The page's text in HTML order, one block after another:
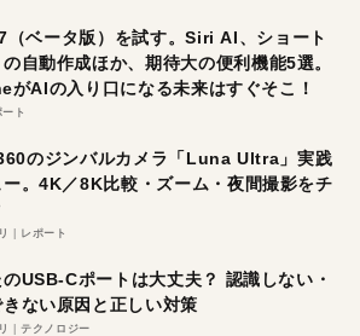
（ベータ版）を試す。Siri AI、ショート
自動作成ほか、期待大の便利機能5選。
がAIの入り口になる未来はすぐそこ！
ート
のジンバルカメラ「Luna Ultra」実践
ー。4K／8K比較・ズーム・夜間撮影をチ
レポート
のUSB-Cポートは大丈夫？ 認識しない・
きない原因と正しい対策
テクノロジー